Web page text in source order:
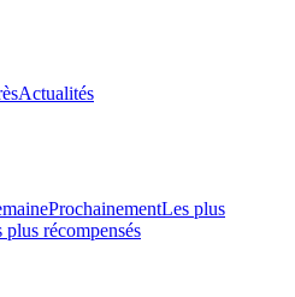
Actualités
ProchainementLes plus
plus récompensés